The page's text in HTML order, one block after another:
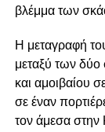
βλέμμα των
Η μεταγραφή
μεταξύ των δύο
και αμοιβαίου
σε έναν
τον άμεσα στην